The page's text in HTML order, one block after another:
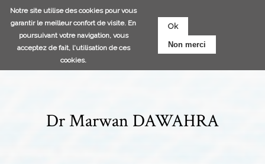
Notre site utilise des cookies pour vous
garantir le meilleur confort de visite. En
poursuivant votre navigation, vous
acceptez de fait, l'utilisation de ces
cookies.
Ok
Non merci
Aller
au
Dr Marwan DAWAHRA